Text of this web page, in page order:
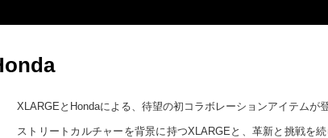
XLARGEとHondaによる、待望の初コラボレーションアイテムが登
ストリートカルチャーを背景に持つXLARGEと、革新と挑戦を